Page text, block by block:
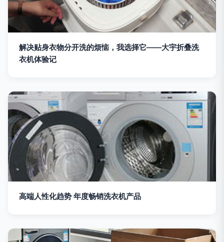
解决贴身衣物分开洗的烦恼，我选择它——大宇折叠洗
衣机体验记
高端人性化趋势 年度畅销洗衣机产品